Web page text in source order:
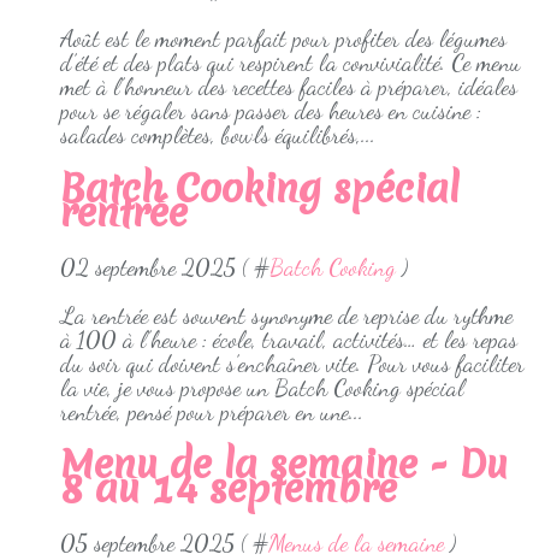
Août est le moment parfait pour profiter des légumes
d’été et des plats qui respirent la convivialité. Ce menu
met à l’honneur des recettes faciles à préparer, idéales
pour se régaler sans passer des heures en cuisine :
salades complètes, bowls équilibrés,...
Batch Cooking spécial
rentrée
02 septembre 2025 ( #Batch Cooking )
La rentrée est souvent synonyme de reprise du rythme
à 100 à l’heure : école, travail, activités… et les repas
du soir qui doivent s’enchaîner vite. Pour vous faciliter
la vie, je vous propose un Batch Cooking spécial
rentrée, pensé pour préparer en une...
Menu de la semaine - Du
8 au 14 septembre
05 septembre 2025 ( #Menus de la semaine)